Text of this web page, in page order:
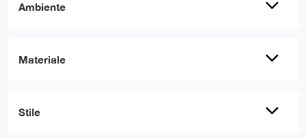
Ambiente
Materiale
Stile